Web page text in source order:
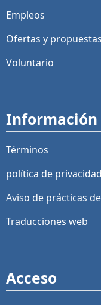
Empleos
Ofertas y propuestas
Voluntario
Información
Términos
política de privacidad
Aviso de prácticas
Traducciones web
Acceso